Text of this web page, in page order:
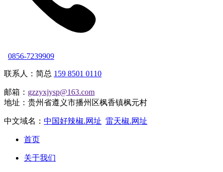
0856-7239909
联系人：简总 159 8501 0110
邮箱： gzzyxjysp@163.com
地址：贵州省遵义市播州区枫香镇枫元村
中文域名： 中国好辣椒.网址 雷天椒.网址
首页
关于我们